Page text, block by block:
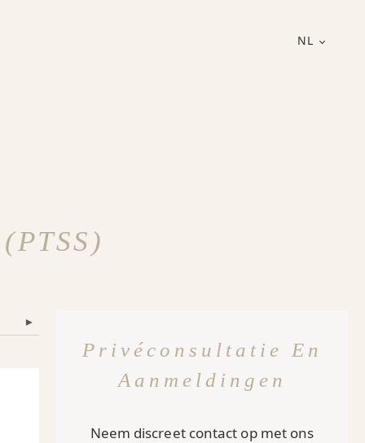
NL
▾
Privéconsultatie En
Aanmeldingen
Neem discreet contact op met ons